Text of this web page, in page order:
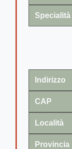
Specialità
Indirizzo
CAP
Località
Provincia